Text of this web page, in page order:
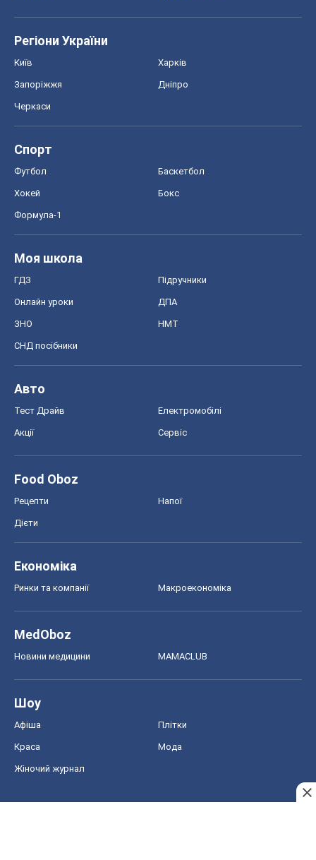
Регіони України
Київ Харків
Запоріжжя Дніпро
Черкаси
Спорт
Футбол Баскетбол
Хокей Бокс
Формула-1
Моя школа
ГДЗ Підручники
Онлайн уроки ДПА
ЗНО НМТ
СНД посібники
Авто
Тест Драйв Електромобілі
Акції Сервіс
Food Oboz
Рецепти Напої
Дієти
Економіка
Ринки та компанії Макроекономіка
MedOboz
Новини медицини MAMACLUB
Шоу
Афіша Плітки
Краса Мода
Жіночий журнал